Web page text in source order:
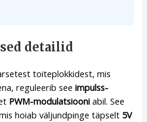
detailid
toiteplokkidest, mis
reguleerib seeimpulss-
PWM-modulatsiooni abil. See
hoiab väljundpinge täpselt 5V